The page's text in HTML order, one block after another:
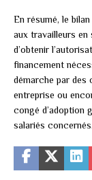
En résumé, le
aux travailleurs en
d’obtenir
financement
démarche par des
entreprise ou
congé d’adoption
salariés concernés.